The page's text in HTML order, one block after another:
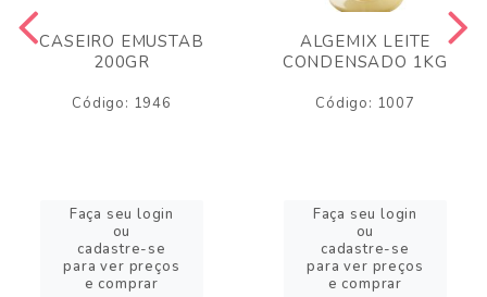
CASEIRO EMUSTAB
200GR
Código: 1946
Faça seu login
ou
cadastre-se
para ver preços
e comprar
ALGEMIX LEITE
CONDENSADO 1KG
Código: 1007
Faça seu login
ou
cadastre-se
para ver preços
e comprar